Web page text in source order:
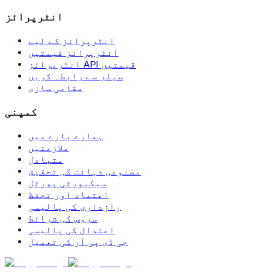
انٹرپرائز
انٹرپرائز کے لیے
انٹرپرائز قیمتیں
انٹرپرائز API قیمتیں
سیلز سے رابطہ کریں
مقامی سازی
کمپنی
ہمارے بارے میں
ملازمتیں
متبادل
مصنوعی ذہانت کی تحقیق
سیکیورٹی پورٹل
اعتماد اور تحفظ
رازداری کی پالیسی
سروس کی شرائط
اعتدال کی پالیسی
جی ڈی پی آر کی تعمیل